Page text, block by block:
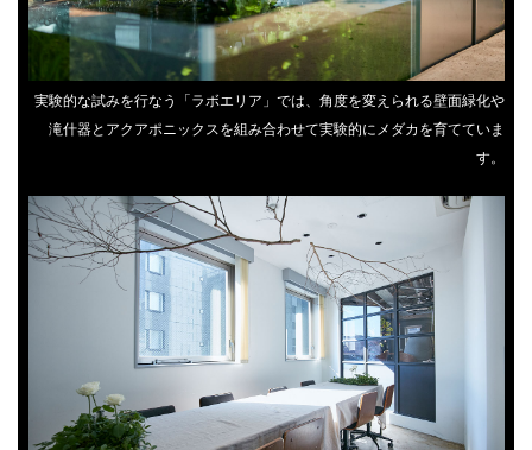
実験的な試みを行なう「ラボエリア」では、角度を変えられる壁面緑化や
滝什器とアクアポニックスを組み合わせて実験的にメダカを育てていま
す。